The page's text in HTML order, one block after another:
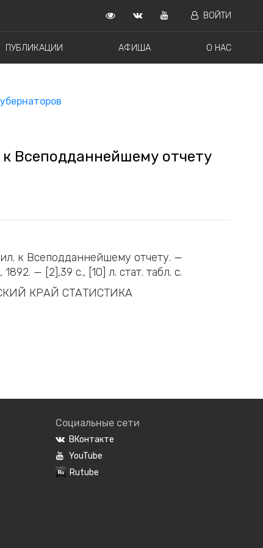
ВОЙТИ
ПУБЛИКАЦИИ АФИША О НАС
Всеподданнейшему отчету
к Всеподданнейшему отчету. —
— [2],39 с., [10] л. стат. табл. c.
КРАЙ СТАТИСТИКА
Социальные сети
ВКонтакте
YouTube
Rutube